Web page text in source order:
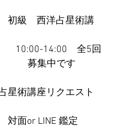
初級　西洋占星術講
　全5回
です
星術講座リクエスト
対面or LINE 鑑定